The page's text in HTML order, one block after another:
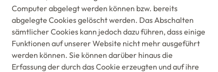
Computer abgelegt werden können bzw. bereits
abgelegte Cookies gelöscht werden. Das Abschalten
sämtlicher Cookies kann jedoch dazu führen, dass einige
Funktionen auf unserer Website nicht mehr ausgeführt
werden können. Sie können darüber hinaus die
Erfassung der durch das Cookie erzeugten und auf ihre